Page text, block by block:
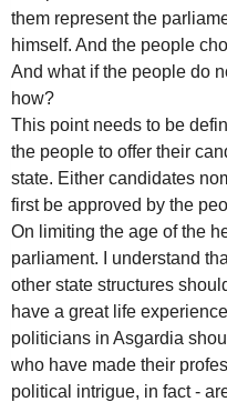
them represent the
himself. And the people
And what if the people do
how?
This point needs to be
the people to offer their
state. Either candidates
first be approved by the
On limiting the age of the
parliament. I understand
other state structures
have a great life
politicians in Asgardia
who have made their
political intrigue, in fact -